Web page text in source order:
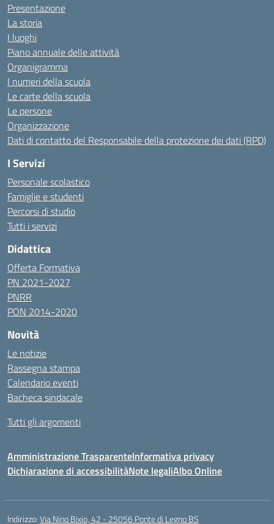
Presentazione
La storia
I luoghi
Piano annuale delle attività
Organigramma
I numeri della scuola
Le carte della scuola
Le persone
Organizzazione
Dati di contatto del Responsabile della protezione dei dati (RPD)
I Servizi
Personale scolastico
Famiglie e studenti
Percorsi di studio
Tutti i servizi
Didattica
Offerta Formativa
PN 2021-2027
PNRR
PON 2014-2020
Novità
Le notizie
Rassegna stampa
Calendario eventi
Bacheca sindacale
Tutti gli argomenti
Amministrazione TrasparenteInformativa privacy
Dichiarazione di accessibilitàNote legaliAlbo Online
Indirizzo:Via Nino Bixio, 42 - 25056 Ponte di Legno BS